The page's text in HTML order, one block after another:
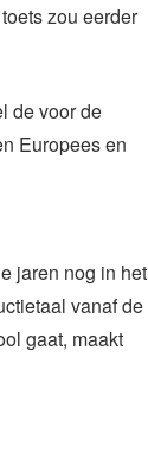
zou eerder
de voor de
Europees en
jaren nog in het
vanaf de
gaat, maakt